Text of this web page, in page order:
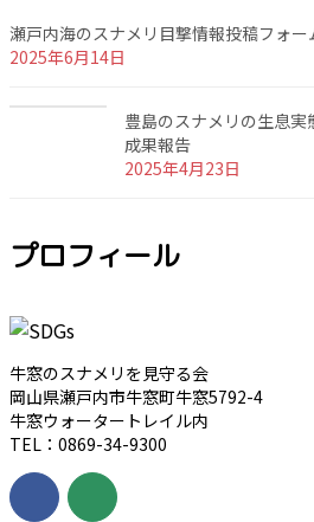
瀬戸内海のスナメリ目撃情報投稿フォ
2025年6月14日
豊島のスナメリの生息
成果報告
2025年4月23日
プロフィール
牛窓のスナメリを見守る会
岡山県瀬戸内市牛窓町牛窓5792-4
牛窓ウォータートレイル内
TEL：0869-34-9300